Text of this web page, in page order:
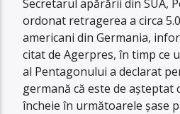
Secretarul apărării din SUA,
ordonat retragerea a circa
americani din Germania,
citat de Agerpres, în timp ce
al Pentagonului a declarat
germană că este de așteptat
încheie în următoarele șase